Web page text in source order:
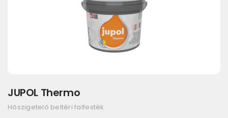
JUPOL Thermo
Hőszigetelő beltéri falfesték